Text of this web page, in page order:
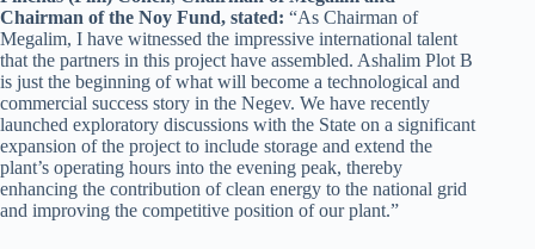
Chairman of the Noy Fund, stated: “As Chairman of
Megalim, I have witnessed the impressive international talent
that the partners in this project have assembled. Ashalim Plot B
is just the beginning of what will become a technological and
commercial success story in the Negev. We have recently
launched exploratory discussions with the State on a significant
expansion of the project to include storage and extend the
plant’s operating hours into the evening peak, thereby
enhancing the contribution of clean energy to the national grid
and improving the competitive position of our plant.”